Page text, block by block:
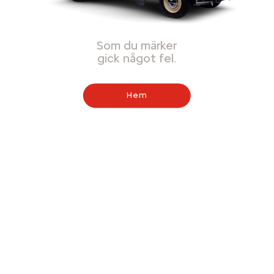
Som du märker
gick något fel.
Hem